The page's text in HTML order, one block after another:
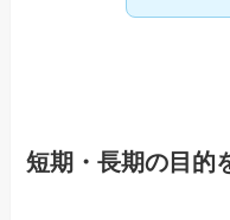
短期・長期の目的